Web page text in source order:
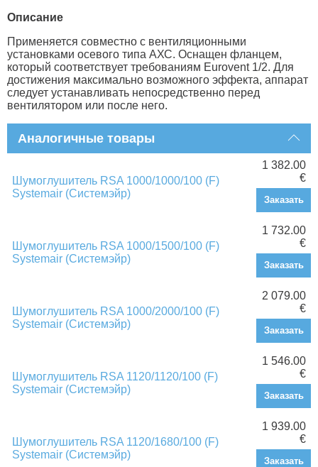
Описание
Применяется совместно с вентиляционными
установками осевого типа АХС. Оснащен фланцем,
который соответствует требованиям Eurovent 1/2. Для
достижения максимально возможного эффекта, аппарат
следует устанавливать непосредственно перед
вентилятором или после него.
Аналогичные товары
Шумоглушитель RSA 1000/1000/100 (F)
Systemair (Системэйр)
1 382.00
€
Заказать
Шумоглушитель RSA 1000/1500/100 (F)
Systemair (Системэйр)
1 732.00
€
Заказать
Шумоглушитель RSA 1000/2000/100 (F)
Systemair (Системэйр)
2 079.00
€
Заказать
Шумоглушитель RSA 1120/1120/100 (F)
Systemair (Системэйр)
1 546.00
€
Заказать
Шумоглушитель RSA 1120/1680/100 (F)
Systemair (Системэйр)
1 939.00
€
Заказать